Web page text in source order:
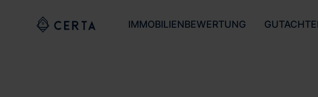
IMMOBILIENBEWERTUNG